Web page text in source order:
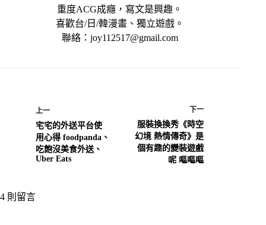
重度ACG成癮，寫文是興趣。
喜歡台/日/韓漫畫、獨立遊戲。
聯絡：joy112517@gmail.com
上一
宅宅的外送平台使
用心得 foodpanda、
吃飽沒美食外送、
Uber Eats
下一
服裝換換秀《時空
幻境 熱情傳奇》是
個有趣的變裝遊戲
呢 嘔嘔嘔
4 則留言